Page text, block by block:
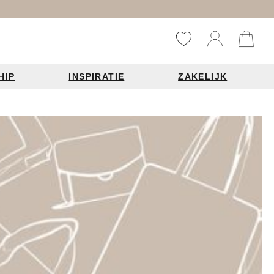
INSPIRATIE ZAKELIJK
Reistassen Fashion items
2026
Charms
je leren tas